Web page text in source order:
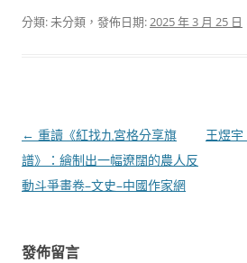
分類: 未分類，發佈日期:2025 年 3 月 25 日
文
章
導
← 重讀《紅找九宮格分享旗
譜》：繪制出一幅遼闊的農人反
動斗爭畫卷–文史–中國作家網
王煜
發佈留言